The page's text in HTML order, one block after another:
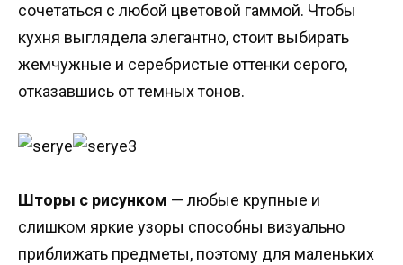
сочетаться с любой цветовой гаммой. Чтобы
кухня выглядела элегантно, стоит выбирать
жемчужные и серебристые оттенки серого,
отказавшись от темных тонов.
Шторы с рисунком — любые крупные и
слишком яркие узоры способны визуально
приближать предметы, поэтому для маленьких